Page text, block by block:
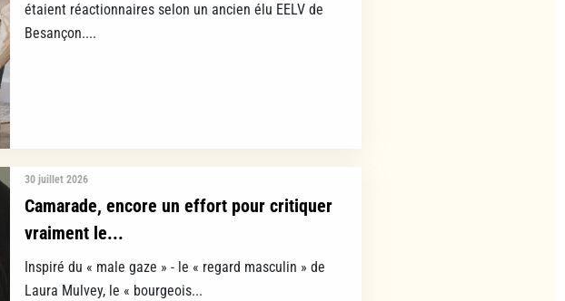
étaient réactionnaires selon un ancien élu EELV de
Besançon....
30 juillet 2026
Camarade, encore un effort pour critiquer
vraiment le...
Inspiré du « male gaze » - le « regard masculin » de
Laura Mulvey, le « bourgeois...